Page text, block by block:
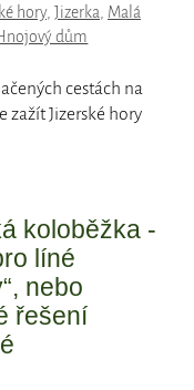
hory, Jizerka, Malá
dům
cestách na
zažít Jizerské hory
koloběžka -
líné
nebo
řešení